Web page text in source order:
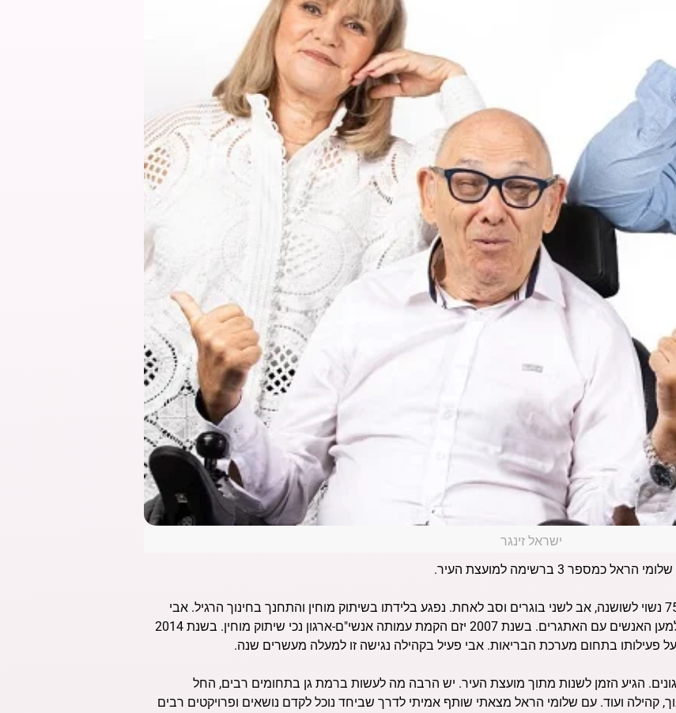
ישראל זינגר
3 ברשימה למועצת העיר.
אבי סלומה פעיל רמת-גני מוכר ובולט. אבי בן 75 נשוי לשושנה, אב לשני בוגרים וסב לאחת. נפגע בלידתו בשיתוק מוחין והתחנך בחינוך הרגיל. אבי
מתגורר ברמת גן 32 שנים ומאז פעיל חברתי למען האנשים עם האתגרים. בשנת 2007 יזם הקמת עמותה אנשי"ם-ארגון נכי שיתוק מוחין. בשנת 2014
פעילותו בתחום מערכת הבריאות. אבי פעיל בקהילה נגישה זו למעלה מעשרים שנה.
הגיע הזמן לשנות מתוך מועצת העיר. יש הרבה מה לעשות ברמת גן בתחומים רבים, החל
קהילה ועוד. עם שלומי הראל מצאתי שותף אמיתי לדרך שביחד נוכל לקדם נושאים ופרויקטים רבים